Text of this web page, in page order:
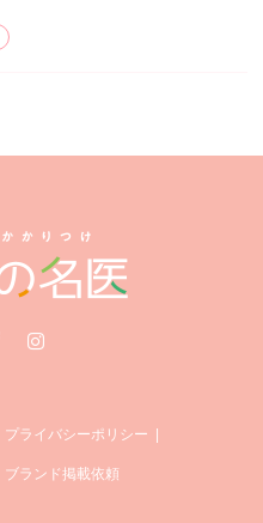
プライバシーポリシー
ブランド掲載依頼